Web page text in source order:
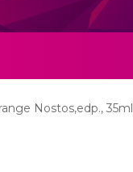
Nostos,edp., 35ml